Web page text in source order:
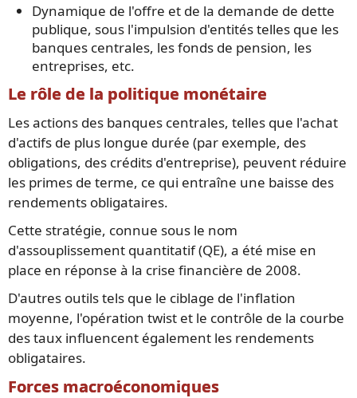
Dynamique de l'offre et de la demande de dette
publique, sous l'impulsion d'entités telles que les
banques centrales, les fonds de pension, les
entreprises, etc.
Le rôle de la politique monétaire
Les actions des banques centrales, telles que l'achat
d'actifs de plus longue durée (par exemple, des
obligations, des crédits d'entreprise), peuvent réduire
les primes de terme, ce qui entraîne une baisse des
rendements obligataires.
Cette stratégie, connue sous le nom
d'assouplissement quantitatif (QE), a été mise en
place en réponse à la crise financière de 2008.
D'autres outils tels que le ciblage de l'inflation
moyenne, l'opération twist et le contrôle de la courbe
des taux influencent également les rendements
obligataires.
Forces macroéconomiques